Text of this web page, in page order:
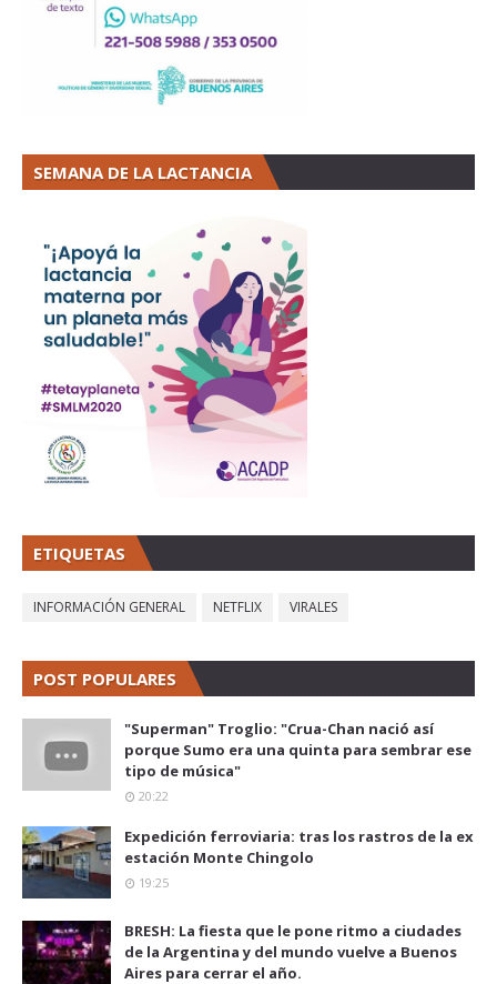
SEMANA DE LA LACTANCIA
ETIQUETAS
INFORMACIÓN GENERAL NETFLIX VIRALES
POST POPULARES
"Superman" Troglio: "Crua-Chan nació así
porque Sumo era una quinta para sembrar ese
tipo de música"
20:22
Expedición ferroviaria: tras los rastros de la ex
estación Monte Chingolo
19:25
BRESH: La fiesta que le pone ritmo a ciudades
de la Argentina y del mundo vuelve a Buenos
Aires para cerrar el año.